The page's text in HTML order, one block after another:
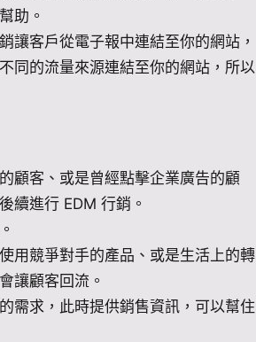
助。
讓客戶從電子報中連結至你的網站，
同的流量來源連結至你的網站，所以
顧客、或是曾經點擊企業廣告的顧
續進行 EDM 行銷。
用競爭對手的產品、或是生活上的轉
讓顧客回流。
需求，此時提供銷售資訊，可以幫住